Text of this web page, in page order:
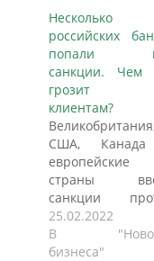
Несколько
российских
попали
санкции. Чем
грозит
клиентам?
США,
европейские
страны
санкции
российских
которые
25.02.2022
В
бизнеса"